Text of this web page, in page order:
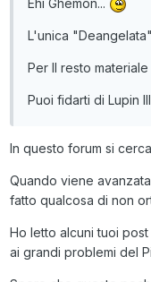
L'unica "Deangelata"
Per Il resto materiale
Puoi fidarti di Lupin III
In questo forum si
Quando viene
fatto qualcosa di non
Ho letto alcuni tuoi
ai grandi problemi del